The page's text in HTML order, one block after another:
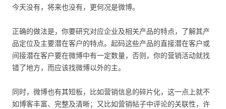
今天没有，将来也没有，更何况是微博。
正确的做法是，你要研究对应企业及相关产品的特点，了解其产
品定位及主要潜在客户的特点。起码这些产品的直接潜在客户或
间接潜在客户要在微博中有一定数量，否则，你的营销活动就找
错了地方，而应该找微博以外的主。
同时，微博也有其短板，比如营销信息的碎片化，这一点上就不
如博客丰富、完整及清晰；又比如营销帖子中评论的关联性，许